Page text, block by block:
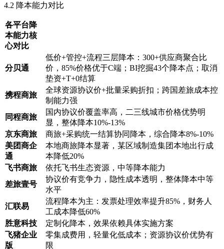
4.2 降本能力对比
各平台降
本能力核
心对比
分贝通
低价+管控+流程三层降本：300+供应商聚合比
价，85%价格优于C端；BI挖掘43个降本点；取消
垫资+T+0结算
携程商旅
全球资源协议价+批量采购折扣；跨国差旅成本控
制能力强
同程商旅
国内协议价覆盖率高，二三线城市价格优势明
显，整体降本10%-13%
京东商旅
商旅+采购统一结算协同降本，综合降本8%-10%
美团商企
通
本地商旅降本显著，某区域制造集团本地出行成
本降低20%
飞书商旅
依托飞书生态资源，中等降本能力
差旅壹号
协议价有竞争力，隐性成本透明，整体降本中等
水平
汇联易
流程降本为主：发票处理效率提升85%，财务人
工成本降低60%
胜意科技
定制化降本，效果依赖具体实施方案
飞猪企业
版
零集成费用，轻量化低成本；资源协议价优势有
限